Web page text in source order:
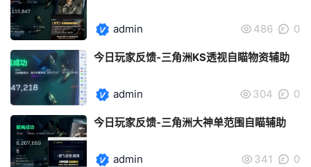
admin 486 0
今日玩家反馈-三角洲KS透视自瞄物资辅助
admin 304 0
今日玩家反馈-三角洲大神单范围自瞄辅助
admin 341 0